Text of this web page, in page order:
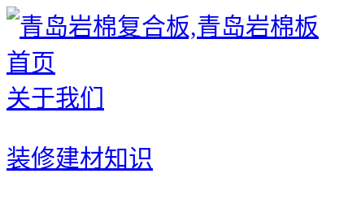
首页
关于我们
装修建材知识